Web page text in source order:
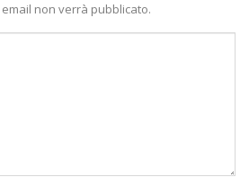
non verrà pubblicato.